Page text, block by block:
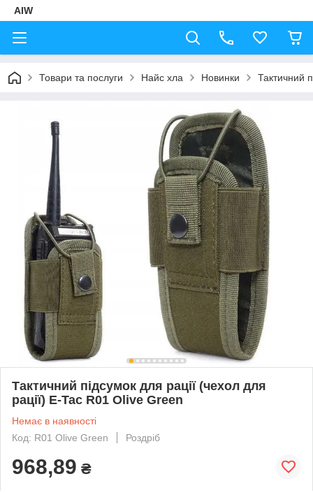
AIW
Товари та послуги Найс хла Новинки Тактичний
Тактичний підсумок для рації (чехол для
рації) E-Tac R01 Olive Green
Немає в наявності
Код: R01 Olive Green
Роздріб
968,89 ₴